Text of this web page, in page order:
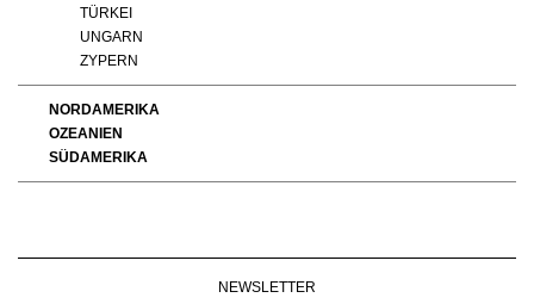
TÜRKEI
UNGARN
ZYPERN
NORDAMERIKA
OZEANIEN
SÜDAMERIKA
NEWSLETTER